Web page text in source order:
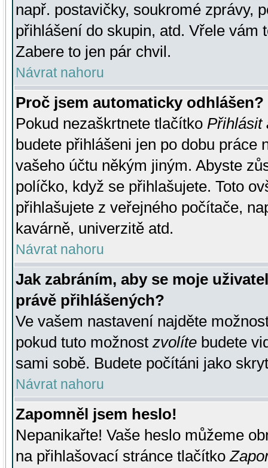
např. postavičky, soukromé zprávy,
přihlášení do skupin, atd. Vřele vám
Zabere to jen pár chvil.
Návrat nahoru
Proč jsem automaticky odhlášen?
Pokud nezaškrtnete tlačítko Přihlásit
budete přihlášeni jen po dobu práce
vašeho účtu někým jiným. Abyste
políčko, když se přihlašujete. Toto
přihlašujete z veřejného počítače,
kavárně, univerzitě atd.
Návrat nahoru
Jak zabráním, aby se moje
právě přihlášených?
Ve vašem nastavení najděte
pokud tuto možnost zvolíte budete
sami sobě. Budete počítáni jako
Návrat nahoru
Zapomněl jsem heslo!
Nepanikařte! Vaše heslo můžeme
na přihlašovací stránce tlačítko